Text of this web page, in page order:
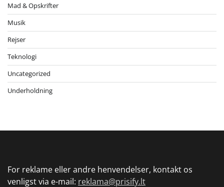
Mad & Opskrifter
Musik
Rejser
Teknologi
Uncategorized
Underholdning
For reklame eller andre henvendelser, kontakt os
venligst via e-mail: reklama@prisify.lt